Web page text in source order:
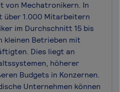
von Mechatronikern. In
über 1.000 Mitarbeitern
im Durchschnitt 15 bis
kleinen Betrieben mit
Dies liegt an
höherer
Budgets in Konzernen.
Unternehmen können